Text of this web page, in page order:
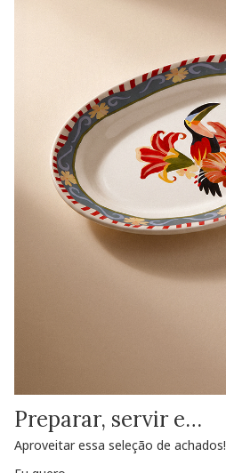
Preparar, servir e…
Aproveitar essa seleção de achados!